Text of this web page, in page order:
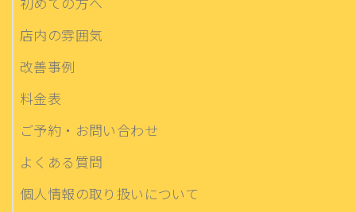
店内の雰囲気
改善事例
料金表
ご予約・お問い合わせ
よくある質問
個人情報の取り扱いについて